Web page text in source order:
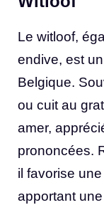
Le witloof,
endive, est
Belgique.
ou cuit au
amer,
prononcées.
il favorise
apportant